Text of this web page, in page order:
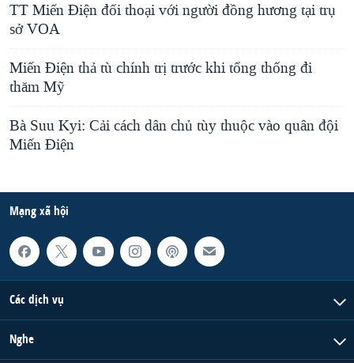
TT Miến Điện đối thoại với người đồng hương tại trụ
sở VOA
Miến Điện thả tù chính trị trước khi tổng thống đi
thăm Mỹ
Bà Suu Kyi: Cải cách dân chủ tùy thuộc vào quân đội
Miến Ðiện
Mạng xã hội
Các dịch vụ
Nghe